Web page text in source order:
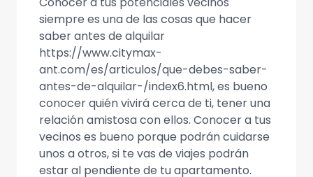
siempre es una de las cosas que hacer
saber antes de alquilar
https://www.citymax-
ant.com/es/articulos/que-debes-saber-
antes-de-alquilar-/index6.html, es bueno
conocer quién vivirá cerca de ti, tener una
relación amistosa con ellos. Conocer a tus
vecinos es bueno porque podrán cuidarse
unos a otros, si te vas de viajes podrán
estar al pendiente de tu apartamento.